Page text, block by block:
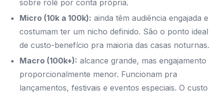
sobre rolê por conta própria.
Micro (10k a 100k): ainda têm audiência engajada e
costumam ter um nicho definido. São o ponto ideal
de custo-benefício pra maioria das casas noturnas.
Macro (100k+): alcance grande, mas engajamento
proporcionalmente menor. Funcionam pra
lançamentos, festivais e eventos especiais. O custo